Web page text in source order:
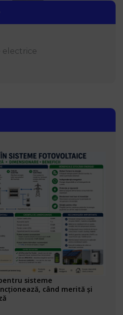
electrice
sisteme
când merită și